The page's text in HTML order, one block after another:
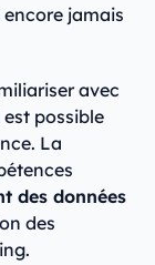
jamais
avec
possible
La
des données
des